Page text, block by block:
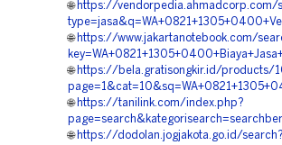
🌐 https://vendorpedia.ahmadcorp.com/
🌐 https://www.jakartanotebook.com/
🌐 https://bela.gratisongkir.id/products/
🌐 https://tanilink.com/index.php?
🌐 https://dodolan.jogjakota.go.id/search?